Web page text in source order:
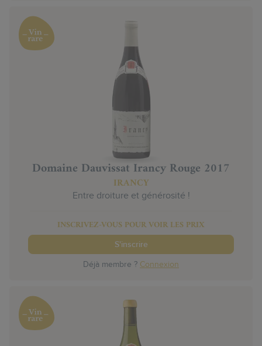
Domaine Dauvissat Irancy Rouge 2017
IRANCY
Entre droiture et générosité !
INSCRIVEZ-VOUS POUR VOIR LES PRIX
S'inscrire
Déjà membre ? Connexion